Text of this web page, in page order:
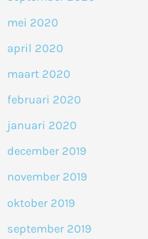
mei 2020
april 2020
maart 2020
februari 2020
januari 2020
december 2019
november 2019
oktober 2019
september 2019